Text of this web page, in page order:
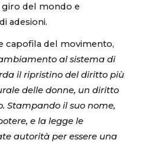
giro del mondo e
adesioni.
capofila del movimento,
al sistema di
il ripristino del diritto più
delle donne, un diritto
Stampando il suo nome,
e la legge le
autorità per essere una